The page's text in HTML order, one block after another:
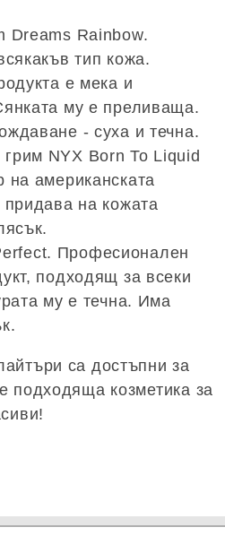
Dreams Rainbow.
тип кожа.
е мека и
му е преливаща.
- суха и течна.
NYX Born To Liquid
на американската
на кожата
Професионален
подходящ за всеки
му е течна. Има
са достъпни за
подходяща козметика за